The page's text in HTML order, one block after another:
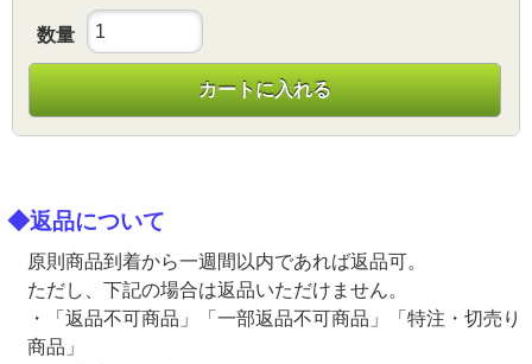
数量
カートに入れる
◆返品について
原則商品到着から一週間以内であれば返品可。
ただし、下記の場合は返品いただけません。
・「返品不可商品」「一部返品不可商品」「特注・切売り
商品」